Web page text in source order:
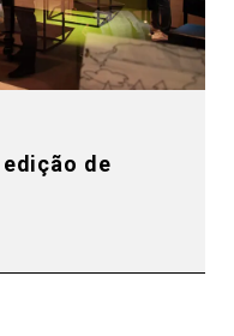
edição de